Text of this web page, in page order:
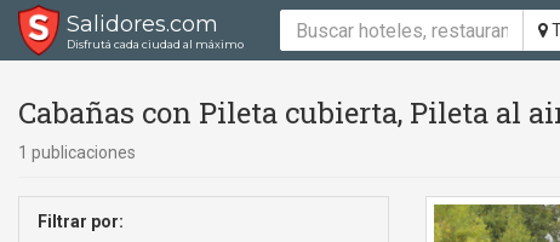
Salidores.com
Disfrutá cada ciudad al máximo
Cabañas con Pileta cubierta, Pileta al
1 publicaciones
Filtrar por: